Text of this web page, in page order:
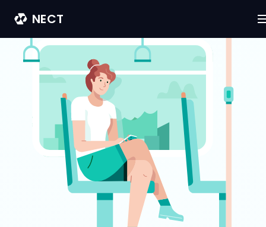
Rozwiązanie
Wszystkie produkty
Nect Sign
NECT